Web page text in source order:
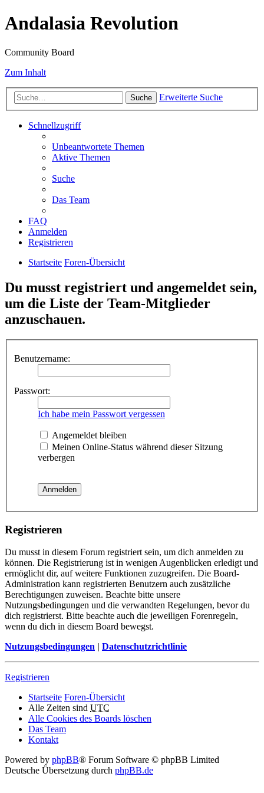
Andalasia Revolution
Community Board
Zum Inhalt
Suche Erweiterte Suche
Schnellzugriff
Unbeantwortete Themen
Aktive Themen
Suche
Das Team
FAQ
Anmelden
Registrieren
Startseite Foren-Übersicht
Du musst registriert und angemeldet sein,
um die Liste der Team-Mitglieder
anzuschauen.
Benutzername:
Passwort:
Ich habe mein Passwort vergessen
Angemeldet bleiben
Meinen Online-Status während dieser Sitzung
verbergen
Registrieren
Du musst in diesem Forum registriert sein, um dich anmelden zu
können. Die Registrierung ist in wenigen Augenblicken erledigt und
ermöglicht dir, auf weitere Funktionen zuzugreifen. Die Board-
Administration kann registrierten Benutzern auch zusätzliche
Berechtigungen zuweisen. Beachte bitte unsere
Nutzungsbedingungen und die verwandten Regelungen, bevor du
dich registrierst. Bitte beachte auch die jeweiligen Forenregeln,
wenn du dich in diesem Board bewegst.
Nutzungsbedingungen | Datenschutzrichtlinie
Registrieren
Startseite Foren-Übersicht
Alle Zeiten sind UTC
Alle Cookies des Boards löschen
Das Team
Kontakt
Powered by phpBB® Forum Software © phpBB Limited
Deutsche Übersetzung durch phpBB.de